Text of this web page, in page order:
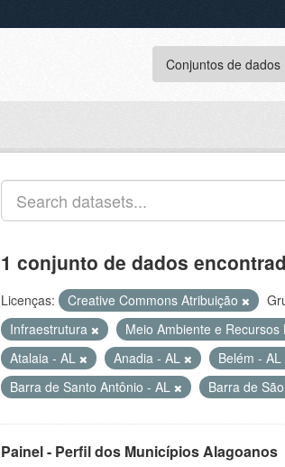
Conjuntos de dados
1 conjunto de dados
Licenças: Creative Commons Atribuição
Infraestrutura
Meio Ambiente e Recursos
Atalaia - AL
Anadia - AL Belém - AL
Barra de Santo Antônio - AL
Barra de
Painel - Perfil dos Municípios Alagoanos